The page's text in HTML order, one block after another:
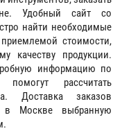
Удобный сайт со
найти необходимые
стоимости,
качеству продукции.
информацию по
рассчитать
Доставка заказов
в Москве выбранную